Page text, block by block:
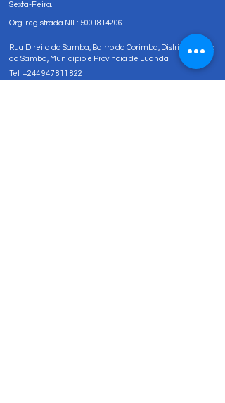
Sexta-Feira.
Org. registrada NIF: 5001814206
Rua Direita da Samba, Bairro da Corimba, Distrito Urbano
da Samba, Município e Província de Luanda.
Tel: +244 947 811 822